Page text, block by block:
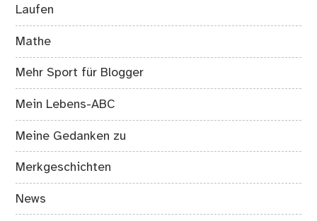
Laufen
Mathe
Mehr Sport für Blogger
Mein Lebens-ABC
Meine Gedanken zu
Merkgeschichten
News